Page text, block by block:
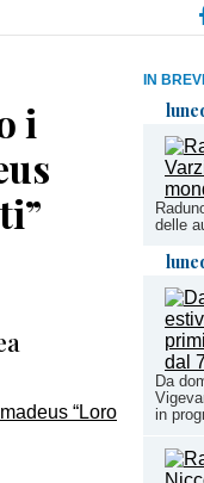
IN
delle
Da
in
i